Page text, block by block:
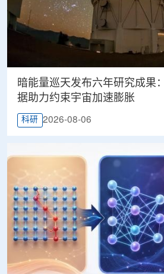
暗能量巡天发布六年研究成果
据助力约束宇宙加速膨胀
科研 2026-08-06